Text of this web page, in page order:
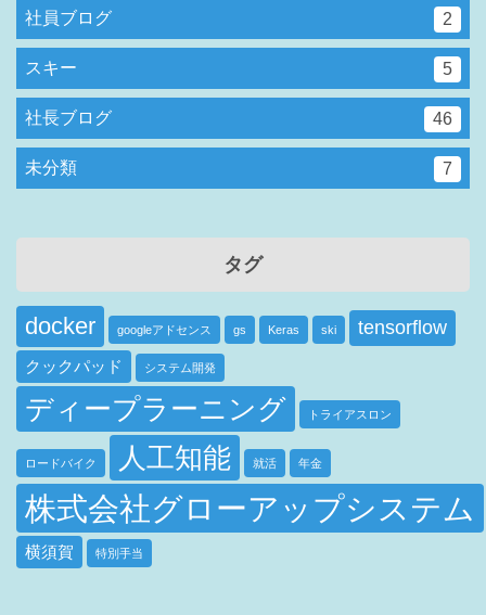
社員ブログ 2
スキー 5
社長ブログ 46
未分類 7
タグ
docker googleアドセンス gs Keras ski tensorflow
クックパッド システム開発
ディープラーニング トライアスロン
ロードバイク 人工知能 就活 年金
株式会社グローアップシステム
横須賀 特別手当